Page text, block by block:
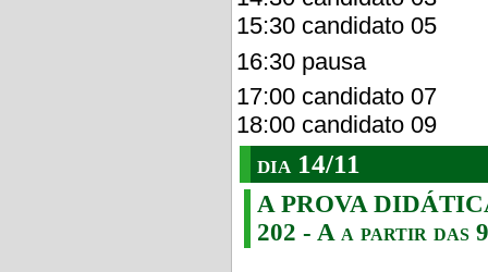
15:30 candidato 05
16:30 pausa
17:00 candidato 07
18:00 candidato 09
dia 14/11
A PROVA
202 - A a partir das